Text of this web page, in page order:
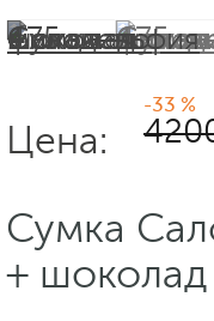
Цена:
-33 %
Сумка
+ шоколад